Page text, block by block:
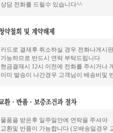
상담 전화를 드릴수 있습니다^^
카드로 결재후 취소하실 경우 전화나게시
가능하므로 반드시 연락 부탁드립니다
현금결재시 12시 이전에 전화를 주시거나
이미 발송이 나간경우 고객님이 배송비및
물품을 받은후 일주일안에 연락을 주셔야
교환및 반품이 가능합니다 (오배송일경우